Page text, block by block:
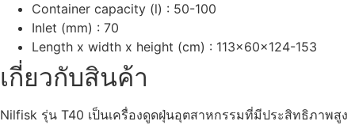
Container capacity (l) : 50-100
Inlet (mm) : 70
Length x width x height (cm) : 113x60x124-153
เกี่ยวกับสินค้า
Nilfisk รุ่น T40 เป็นเครื่องดูดฝุ่นอุตสาหกรรมที่มีประสิทธิภาพสูง